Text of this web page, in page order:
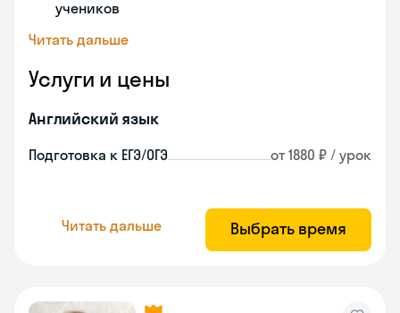
учеников
Читать дальше
Услуги и цены
Английский язык
Подготовка к ЕГЭ/ОГЭ от 1880 ₽ / урок
Читать дальше Выбрать время